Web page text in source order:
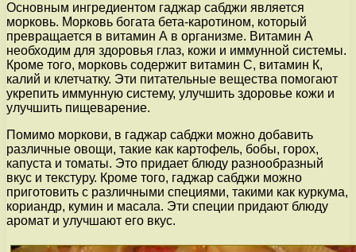
Основным ингредиентом гаджар сабджи является
морковь. Морковь богата бета-каротином, который
превращается в витамин А в организме. Витамин А
необходим для здоровья глаз, кожи и иммунной системы.
Кроме того, морковь содержит витамин С, витамин К,
калий и клетчатку. Эти питательные вещества помогают
укрепить иммунную систему, улучшить здоровье кожи и
улучшить пищеварение.
Помимо моркови, в гаджар сабджи можно добавить
различные овощи, такие как картофель, бобы, горох,
капуста и томаты. Это придает блюду разнообразный
вкус и текстуру. Кроме того, гаджар сабджи можно
приготовить с различными специями, такими как куркума,
кориандр, кумин и масала. Эти специи придают блюду
аромат и улучшают его вкус.